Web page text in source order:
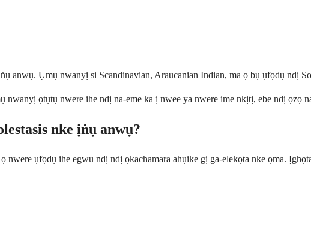
anwụ. Ụmụ nwanyị si Scandinavian, Araucanian Indian, ma ọ bụ ụfọdụ ndị
nwanyị ọtụtụ nwere ihe ndị na-eme ka ị nwee ya nwere ime nkịtị, ebe ndị ọzọ
nke ịṅụ anwụ?
nwere ụfọdụ ihe egwu ndị ndị ọkachamara ahụike gị ga-elekọta nke ọma.